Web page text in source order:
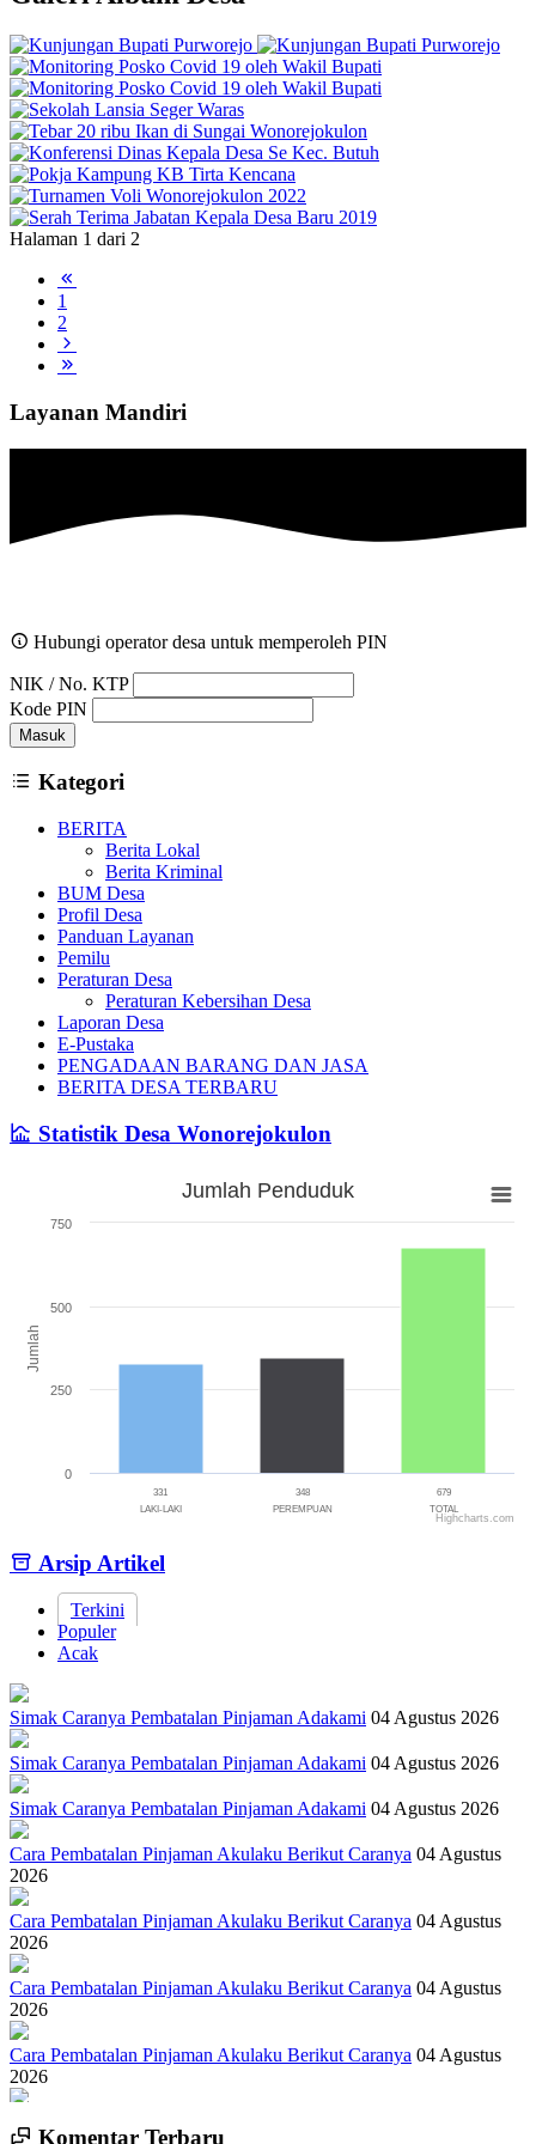
Halaman 1 dari 2
1
2
Layanan Mandiri
Hubungi operator desa untuk memperoleh PIN
NIK / No. KTP
Kode PIN
Masuk
Kategori
BERITA
Berita Lokal
Berita Kriminal
BUM Desa
Profil Desa
Panduan Layanan
Pemilu
Peraturan Desa
Peraturan Kebersihan Desa
Laporan Desa
E-Pustaka
PENGADAAN BARANG DAN JASA
BERITA DESA TERBARU
Statistik Desa Wonorejokulon
Jumlah
Jumlah Penduduk
331
LAKI-LAKI
348
PEREMPUAN
679
TOTAL
0
250
500
750
Highcharts.com
Arsip Artikel
Terkini
Populer
Acak
Simak Caranya Pembatalan Pinjaman Adakami 04 Agustus 2026
Simak Caranya Pembatalan Pinjaman Adakami 04 Agustus 2026
Simak Caranya Pembatalan Pinjaman Adakami 04 Agustus 2026
Cara Pembatalan Pinjaman Akulaku Berikut Caranya 04 Agustus
2026
Cara Pembatalan Pinjaman Akulaku Berikut Caranya 04 Agustus
2026
Cara Pembatalan Pinjaman Akulaku Berikut Caranya 04 Agustus
2026
Cara Pembatalan Pinjaman Akulaku Berikut Caranya 04 Agustus
2026
Komentar Terbaru